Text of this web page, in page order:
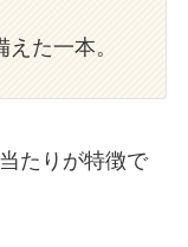
た一本。
たりが特徴で